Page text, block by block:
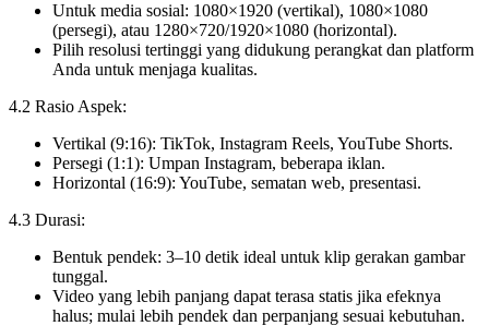
Untuk media sosial: 1080×1920 (vertikal), 1080×1080
(persegi), atau 1280×720/1920×1080 (horizontal).
Pilih resolusi tertinggi yang didukung perangkat dan platform
Anda untuk menjaga kualitas.
4.2 Rasio Aspek:
Vertikal (9:16): TikTok, Instagram Reels, YouTube Shorts.
Persegi (1:1): Umpan Instagram, beberapa iklan.
Horizontal (16:9): YouTube, sematan web, presentasi.
4.3 Durasi:
Bentuk pendek: 3–10 detik ideal untuk klip gerakan gambar
tunggal.
Video yang lebih panjang dapat terasa statis jika efeknya
halus; mulai lebih pendek dan perpanjang sesuai kebutuhan.